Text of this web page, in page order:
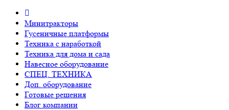
Минитракторы
Гусеничные платформы
Техника с наработкой
Техника для дома и сада
Навесное оборудование
СПЕЦ. ТЕХНИКА
Доп. оборудование
Готовые решения
Блог компании